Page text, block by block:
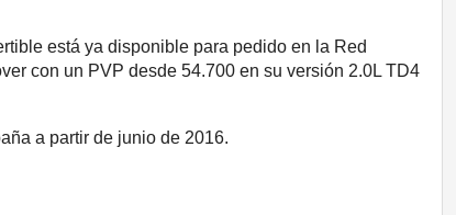
está ya disponible para pedido en la Red
con un PVP desde 54.700 en su versión 2.0L TD4
a partir de junio de 2016.